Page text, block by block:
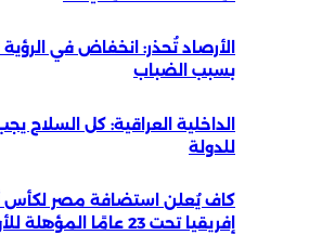
الأرصاد تُحذر: انخفاض في الرؤية
بسبب الضباب
الداخلية العراقية: كل السلاح
للدولة
كاف يُعلن استضافة مصر لكأس
إفريقيا تحت 23 عامًا المؤهلة للأولمبياد